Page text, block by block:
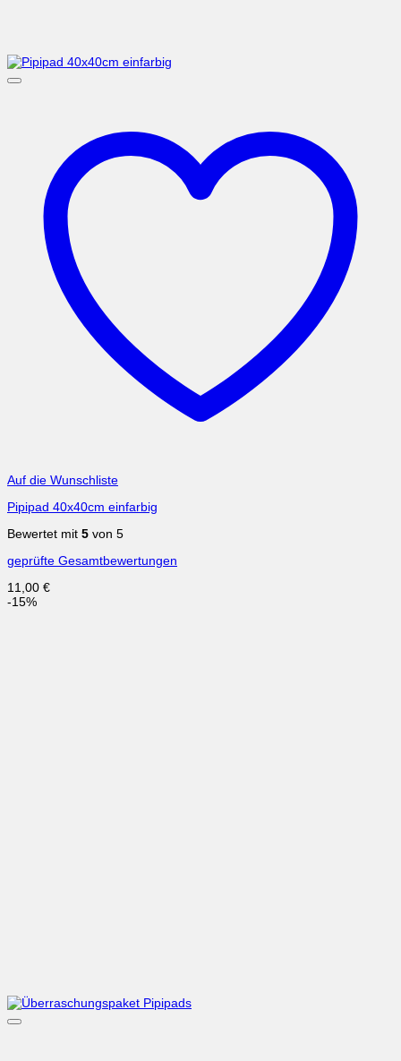
Auf die Wunschliste
Pipipad 40x40cm einfarbig
Bewertet mit 5 von 5
geprüfte Gesamtbewertungen
11,00 €
-15%